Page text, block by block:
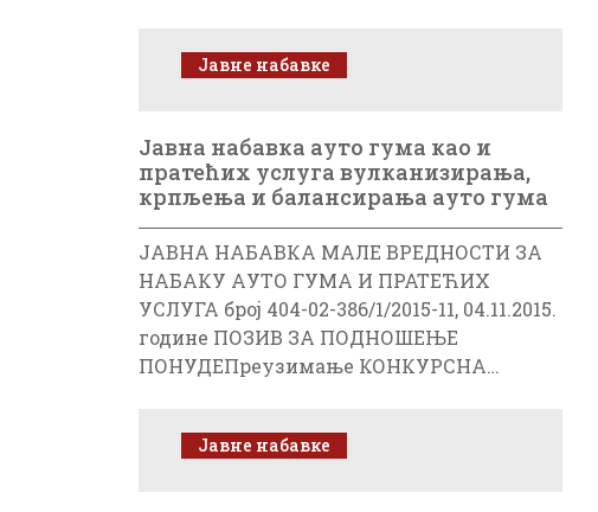
Јавне набавке
Jавна набавка ауто гума као и
пратећих услуга вулканизирања,
крпљења и балансирања ауто гума
ЈАВНА НАБАВКА МАЛЕ ВРЕДНОСТИ ЗА
НАБАКУ АУТО ГУМА И ПРАТЕЋИХ
УСЛУГА број 404-02-386/1/2015-11, 04.11.2015.
године ПОЗИВ ЗА ПОДНОШЕЊЕ
ПОНУДЕПреузимање КОНКУРСНА…
Јавне набавке